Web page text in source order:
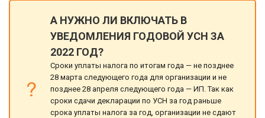
А НУЖНО ЛИ ВКЛЮЧАТЬ В
УВЕДОМЛЕНИЯ ГОДОВОЙ УСН ЗА
2022 ГОД?
Сроки уплаты налога по итогам года — не позднее
28 марта следующего года для организации и не
позднее 28 апреля следующего года — ИП. Так как
сроки сдачи декларации по УСН за год раньше
срока уплаты налога за год, организации не сдают